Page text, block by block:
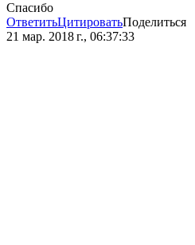
Спасибо
ОтветитьЦитироватьПоделиться
21 мар. 2018 г., 06:37:33